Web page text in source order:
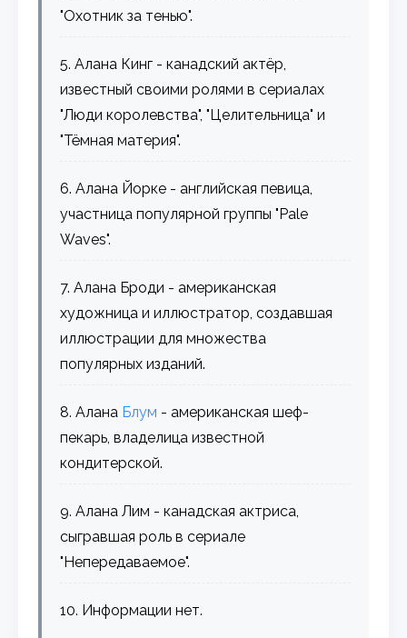
"Охотник за тенью".
5. Алана Кинг - канадский актёр,
известный своими ролями в сериалах
"Люди королевства", "Целительница" и
"Тёмная материя".
6. Алана Йорке - английская певица,
участница популярной группы "Pale
Waves".
7. Алана Броди - американская
художница и иллюстратор, создавшая
иллюстрации для множества
популярных изданий.
8. Алана Блум - американская шеф-
пекарь, владелица известной
кондитерской.
9. Алана Лим - канадская актриса,
сыгравшая роль в сериале
"Непередаваемое".
10. Информации нет.